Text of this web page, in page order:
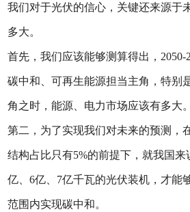
我们对于光伏的信心，关键还来源于
多大。
首先，我们应该能够测算得出，2050-
碳中和、可再生能源担当主角，特别
角之时，能源、电力市场应该有多大。
第二，为了实现我们对未来的预测，
结构占比只有5%的前提下，就我国
亿、6亿、7亿千瓦的光伏装机，才能
范围内实现碳中和。